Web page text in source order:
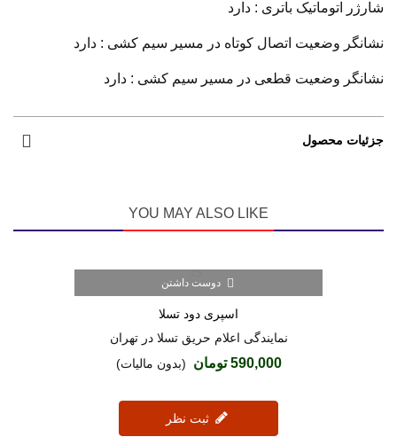
شارژر اتوماتیک باتری : دارد
نشانگر وضعیت اتصال کوتاه در مسیر سیم کشی : دارد
نشانگر وضعیت قطعی در مسیر سیم کشی : دارد
جزئیات محصول
YOU MAY ALSO LIKE
دوست داشتن
اسپری دود تسلا
نمایندگی اعلام حریق تسلا در تهران
590,000 تومان (بدون مالیات)
ثبت نظر